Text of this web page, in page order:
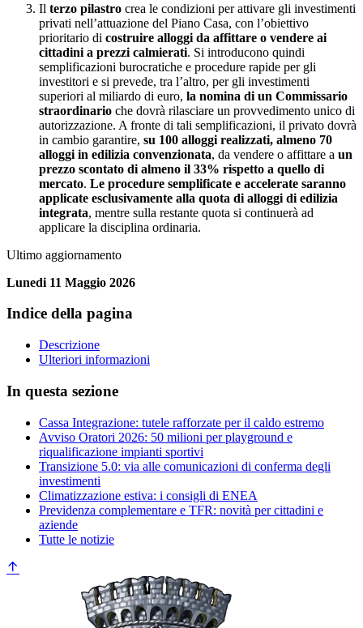
Il terzo pilastro crea le condizioni per attivare gli investimenti
privati nell’attuazione del Piano Casa, con l’obiettivo
prioritario di costruire alloggi da affittare o vendere ai
cittadini a prezzi calmierati. Si introducono quindi
semplificazioni burocratiche e procedure rapide per gli
investitori e si prevede, tra l’altro, per gli investimenti
superiori al miliardo di euro, la nomina di un Commissario
straordinario che dovrà rilasciare un provvedimento unico di
autorizzazione. A fronte di tali semplificazioni, il privato dovrà
in cambio garantire, su 100 alloggi realizzati, almeno 70
alloggi in edilizia convenzionata, da vendere o affittare a un
prezzo scontato di almeno il 33% rispetto a quello di
mercato. Le procedure semplificate e accelerate saranno
applicate esclusivamente alla quota di alloggi di edilizia
integrata, mentre sulla restante quota si continuerà ad
applicare la disciplina ordinaria.
Ultimo aggiornamento
Lunedi 11 Maggio 2026
Indice della pagina
Descrizione
Ulteriori informazioni
In questa sezione
Cassa Integrazione: tutele rafforzate per il caldo estremo
Avviso Oratori 2026: 50 milioni per playground e
riqualificazione impianti sportivi
Transizione 5.0: via alle comunicazioni di conferma degli
investimenti
Climatizzazione estiva: i consigli di ENEA
Previdenza complementare e TFR: novità per cittadini e
aziende
Tutte le notizie